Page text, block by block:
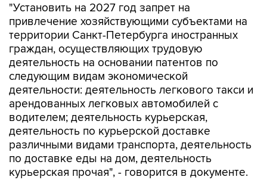
"Установить на 2027 год запрет на
привлечение хозяйствующими субъектами на
территории Санкт-Петербурга иностранных
граждан, осуществляющих трудовую
деятельность на основании патентов по
следующим видам экономической
деятельности: деятельность легкового такси и
арендованных легковых автомобилей с
водителем; деятельность курьерская,
деятельность по курьерской доставке
различными видами транспорта, деятельность
по доставке еды на дом, деятельность
курьерская прочая", - говорится в документе.